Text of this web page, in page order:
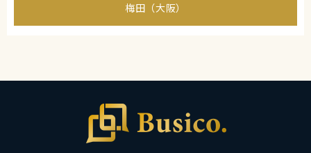
梅田（大阪）